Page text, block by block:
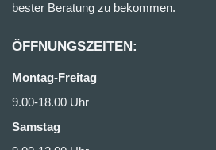
bester Beratung zu bekommen.
ÖFFNUNGSZEITEN:
Montag-Freitag
9.00-18.00 Uhr
Samstag